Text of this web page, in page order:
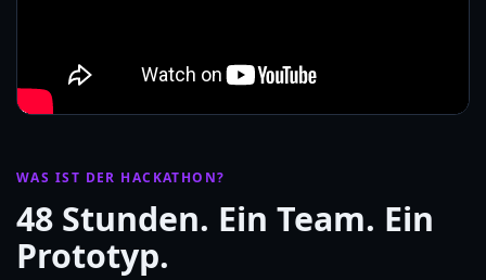
WAS IST DER HACKATHON?
48 Stunden. Ein Team. Ein
Prototyp.